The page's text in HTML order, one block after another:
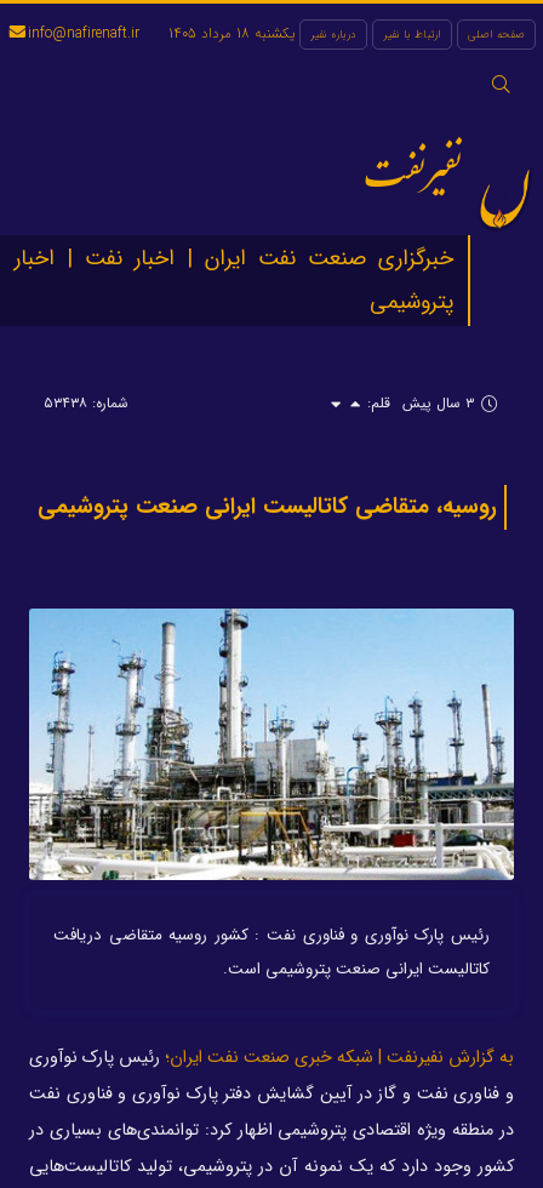
صفحه اصلی ارتباط با نفیر درباره نفیر
جستجو
یکشنبه 18 مرداد 1405 info@nafirenaft.ir
نفیرنفت
خبرگزاری صنعت نفت ایران | اخبار نفت | اخبار
پتروشیمی
۳ سال پیش قلم: شماره: ۵۳۴۳۸
روسیه، متقاضی کاتالیست ایرانی صنعت پتروشیمی
رئیس پارک نوآوری و فناوری نفت : کشور روسیه متقاضی دریافت
کاتالیست ایرانی صنعت پتروشیمی است.
به گزارش نفیرنفت | شبکه خبری صنعت نفت ایران؛ رئیس پارک نوآوری
و فناوری نفت و گاز در آیین گشایش دفتر پارک نوآوری و فناوری نفت
در منطقه ویژه اقتصادی پتروشیمی اظهار کرد: توانمندی‌های بسیاری در
کشور وجود دارد که یک نمونه آن در پتروشیمی، تولید کاتالیست‌هایی